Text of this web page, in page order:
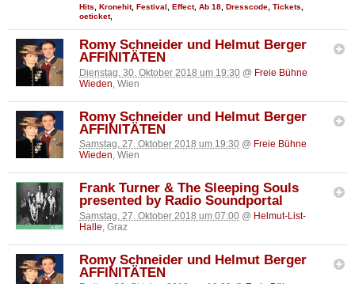
Hits, Kronehit, Festival , Effect, Ab 18, Dresscode, Tickets,
oeticket,
Romy Schneider und Helmut Berger
AFFINITÄTEN
Dienstag, 30. Oktober 2018 um 19:30 @ Freie Bühne
Wieden, Wien
Romy Schneider und Helmut Berger
AFFINITÄTEN
Samstag, 27. Oktober 2018 um 19:30 @ Freie Bühne
Wieden, Wien
Frank Turner & The Sleeping Souls
presented by Radio Soundportal
Samstag, 27. Oktober 2018 um 07:00 @ Helmut-List-
Halle , Graz
Romy Schneider und Helmut Berger
AFFINITÄTEN